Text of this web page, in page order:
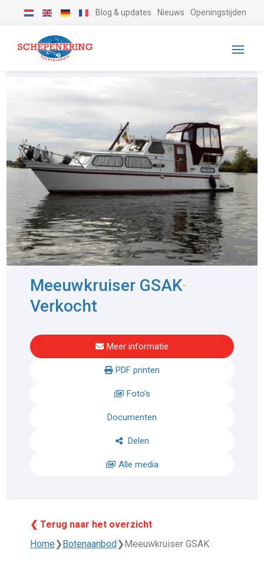
Blog & updates Nieuws Openingstijden
Meeuwkruiser GSAK-
Verkocht
Meer informatie
PDF printen
Foto's
Documenten
Delen
Alle media
❮ Terug naar het overzicht
Home❯ Botenaanbod ❯ Meeuwkruiser GSAK